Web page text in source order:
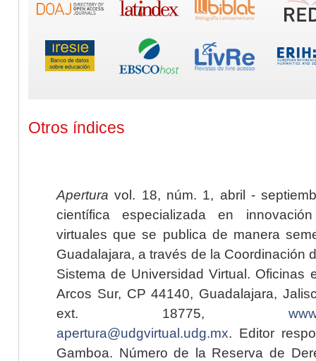
Otros índices
Apertura vol. 18, núm. 1, abril -
científica especializada en
virtuales que se publica de manera
Guadalajara, a través de la Coordinación
Sistema de Universidad Virtual. Oficinas
Arcos Sur, CP 44140, Guadalajara,
ext. 18775,
apertura@udgvirtual.udg.mx. Editor
Gamboa. Número de la Reserva de